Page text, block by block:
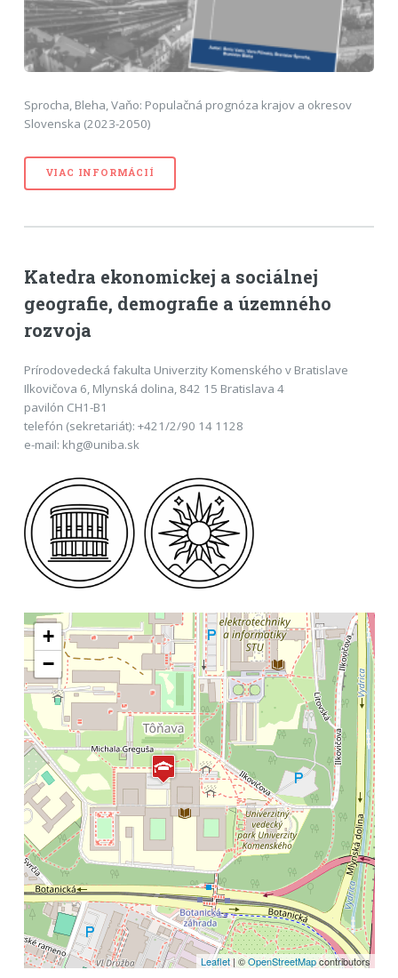
Sprocha, Bleha, Vaňo: Populačná prognóza krajov a okresov
Slovenska (2023-2050)
VIAC INFORMÁCIÍ
Katedra ekonomickej a sociálnej
geografie, demografie a územného
rozvoja
Prírodovedecká fakulta Univerzity Komenského v Bratislave
Ilkovičova 6, Mlynská dolina, 842 15 Bratislava 4
pavilón CH1-B1
telefón (sekretariát): +421/2/90 14 1128
e-mail: khg@uniba.sk